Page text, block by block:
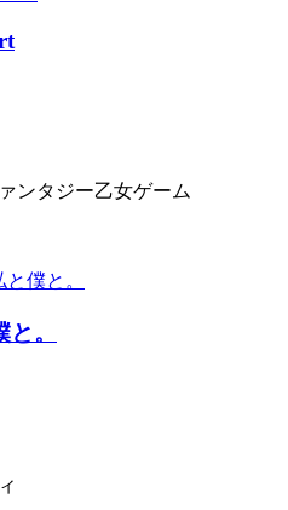
ンタジー乙女ゲーム
。